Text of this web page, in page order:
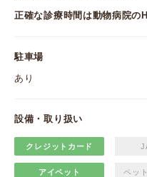
正確な診療時間は動物病院の
駐車場
あり
設備・取り扱い
クレジットカード
アイペット ペッ